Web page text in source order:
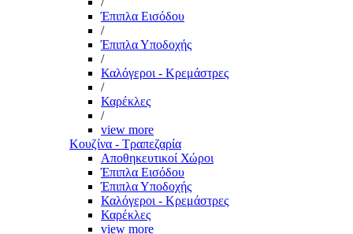
Έπιπλα Εισόδου
/
Έπιπλα Υποδοχής
/
Καλόγεροι - Κρεμάστρες
/
Καρέκλες
/
view more
Κουζίνα - Τραπεζαρία
Αποθηκευτικοί Χώροι
Έπιπλα Εισόδου
Έπιπλα Υποδοχής
Καλόγεροι - Κρεμάστρες
Καρέκλες
view more